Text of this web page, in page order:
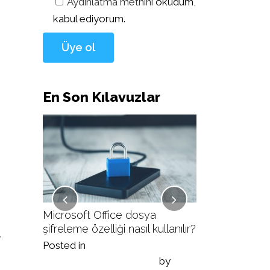
kabul ediyorum.
En Son Kılavuzlar
Microsoft Office dosya
şifreleme özelliği nasıl kullanılır?
Posted in
by